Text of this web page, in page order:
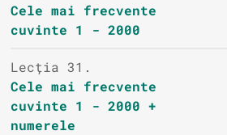
Cele mai frecvente
cuvinte 1 - 2000
Lecția 31.
Cele mai frecvente
cuvinte 1 - 2000 +
numerele